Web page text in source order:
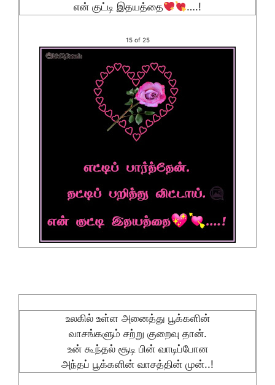
என் குட்டி இதயத்தை
….!
15 of 25
உலகில் உள்ள அனைத்து பூக்களின்
வாசங்களும் சற்று குறைவு தான்.
உன் கூந்தல் சூடி பின் வாடிப்போன
அந்தப் பூக்களின் வாசத்தின் முன்..!